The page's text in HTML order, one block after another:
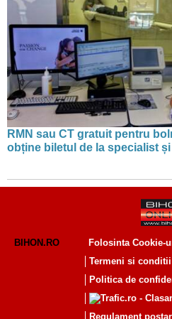
RMN sau CT gratuit pentru
obține biletul de la specialist
BIHON.RO
Folosinta Cookie-
Termeni si
Politica de
Regulament